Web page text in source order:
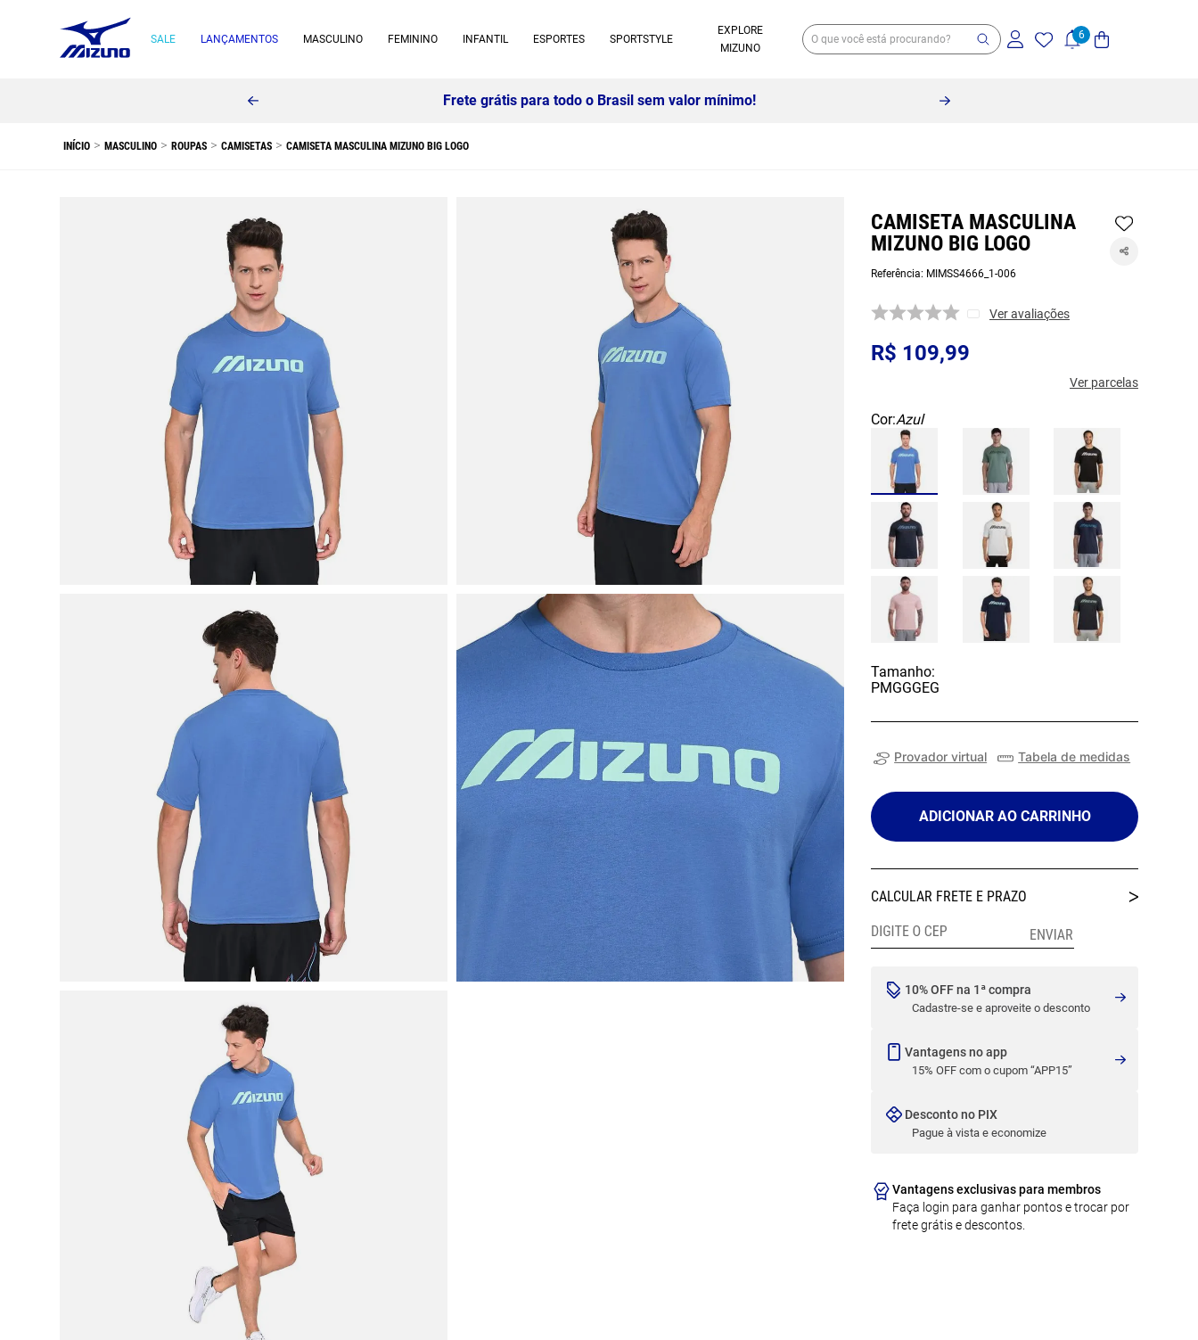
SALE LANÇAMENTOS MASCULINO FEMININO INFANTIL ESPORTES SPORTSTYLE
EXPLORE
MIZUNO
MASCULINO ROUPAS CAMISETAS CAMISETA MASCULINA MIZUNO BIG LOGO
CAMISETA MASCULINA
MIZUNO BIG LOGO
Referência: MIMSS4666_1-006
Ver avaliações
R$ 109,99
Ver parcelas
Cor:Azul
Tamanho:
PMGGGEG
Provador virtual Tabela de medidas
ADICIONAR AO CARRINHO
10% OFF na 1ª compra
Cadastre-se e aproveite o desconto
Vantagens no app
15% OFF com o cupom “APP15”
Desconto no PIX
Pague à vista e economize
Vantagens exclusivas para membros
Faça login para ganhar pontos e trocar por
frete grátis e descontos.